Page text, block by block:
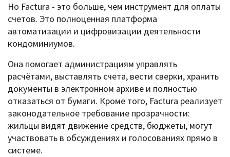
Но Factura - это больше, чем инструмент для оплаты
счетов. Это полноценная платформа
автоматизации и цифровизации деятельности
кондоминиумов.
Она помогает администрациям управлять
расчётами, выставлять счета, вести сверки, хранить
документы в электронном архиве и полностью
отказаться от бумаги. Кроме того, Factura реализует
законодательное требование прозрачности:
жильцы видят движение средств, бюджеты, могут
участвовать в обсуждениях и голосованиях прямо в
системе.